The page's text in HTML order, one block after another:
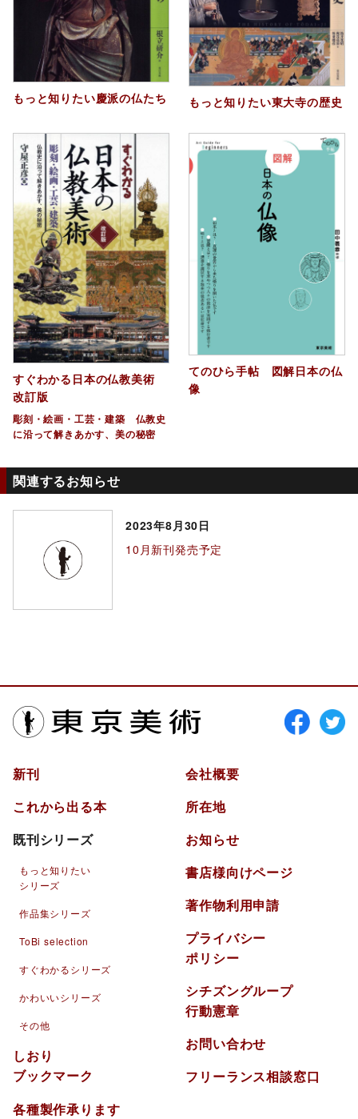
もっと知りたい慶派の仏たち もっと知りたい東大寺の歴史
すぐわかる日本の仏教美術
改訂版
彫刻・絵画・工芸・建築 仏教史
に沿って解きあかす、美の秘密
てのひら手帖 図解日本の仏
像
関連するお知らせ
2023年8月30日
10月新刊発売予定
新刊
これから出る本
既刊シリーズ
もっと知りたい
シリーズ
作品集シリーズ
ToBi selection
すぐわかるシリーズ
かわいいシリーズ
その他
しおり
ブックマーク
会社概要
所在地
お知らせ
書店様向けページ
著作物利用申請
プライバシー
ポリシー
シチズングループ
行動憲章
お問い合わせ
フリーランス相談窓口
各種製作承ります